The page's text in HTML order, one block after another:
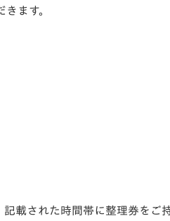
ます。
載された時間帯に整理券をご